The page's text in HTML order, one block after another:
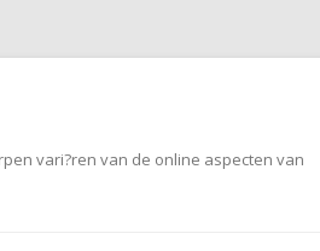
vari?ren van de online aspecten van